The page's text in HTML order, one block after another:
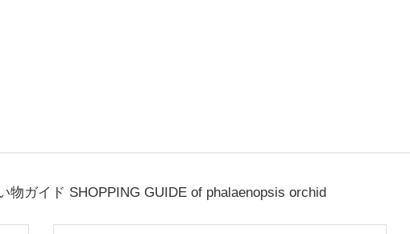
物ガイド SHOPPING GUIDE of phalaenopsis orchid